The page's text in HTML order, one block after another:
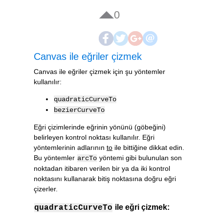
0
Canvas ile eğriler çizmek
Canvas ile eğriler çizmek için şu yöntemler
kullanılır:
quadraticCurveTo
bezierCurveTo
Eğri çizimlerinde eğrinin yönünü (göbeğini)
belirleyen kontrol noktası kullanılır. Eğri
yöntemlerinin adlarının to ile bittiğine dikkat edin.
Bu yöntemler arcTo yöntemi gibi bulunulan son
noktadan itibaren verilen bir ya da iki kontrol
noktasını kullanarak bitiş noktasına doğru eğri
çizerler.
quadraticCurveTo ile eğri çizmek: